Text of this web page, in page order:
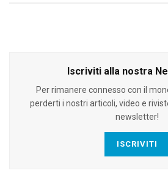
Iscriviti alla nostra
Per rimanere connesso con il
perderti i nostri articoli, video e
newsletter!
ISCRIVITI